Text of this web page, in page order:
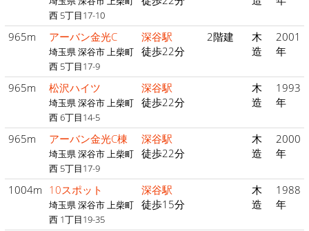
西 5丁目17-10
965m アーバン金光C
埼玉県 深谷市 上柴町
西 5丁目17-9
深谷駅
徒歩22分
2階建
木
造
2001
年
965m 松沢ハイツ
埼玉県 深谷市 上柴町
西 6丁目14-5
深谷駅
徒歩22分
木
造
1993
年
965m アーバン金光C棟
埼玉県 深谷市 上柴町
西 5丁目17-9
深谷駅
徒歩22分
木
造
2000
年
1004m 10スポット
埼玉県 深谷市 上柴町
西 1丁目19-35
深谷駅
徒歩15分
木
造
1988
年